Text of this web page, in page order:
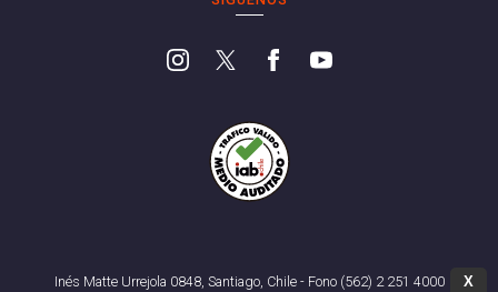
Inés Matte Urrejola 0848, Santiago, Chile - Fono (562) 2 251 4000
X